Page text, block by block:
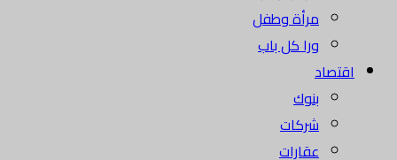
مرأة وطفل
ورا كل باب
اقتصاد
بنوك
شركات
عقارات